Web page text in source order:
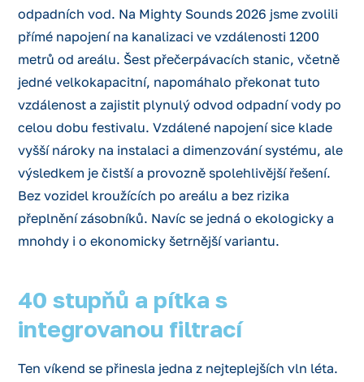
odpadních vod. Na Mighty Sounds 2026 jsme zvolili
přímé napojení na kanalizaci ve vzdálenosti 1200
metrů od areálu. Šest přečerpávacích stanic, včetně
jedné velkokapacitní, napomáhalo překonat tuto
vzdálenost a zajistit plynulý odvod odpadní vody po
celou dobu festivalu. Vzdálené napojení sice klade
vyšší nároky na instalaci a dimenzování systému, ale
výsledkem je čistší a provozně spolehlivější řešení.
Bez vozidel kroužících po areálu a bez rizika
přeplnění zásobníků. Navíc se jedná o ekologicky a
mnohdy i o ekonomicky šetrnější variantu.
40 stupňů a pítka s
integrovanou filtrací
Ten víkend se přinesla jedna z nejteplejších vln léta.